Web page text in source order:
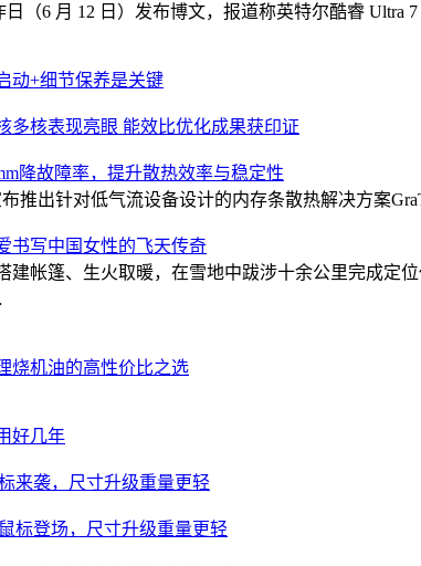
（6 月 12 日）发布博文，报道称英特尔酷睿 Ultra
动+细节保养是关键
多核表现亮眼 能效比优化成果获印证
降故障率，提升散热效率与稳定性
推出针对低气流设备设计的内存条散热解决方案
书写中国女性的飞天传奇
帐篷、生火取暖，在雪地中跋涉十余公里完成定
烧机油的高性价比之选
好几年
来袭，尺寸升级重量更轻
标登场，尺寸升级重量更轻